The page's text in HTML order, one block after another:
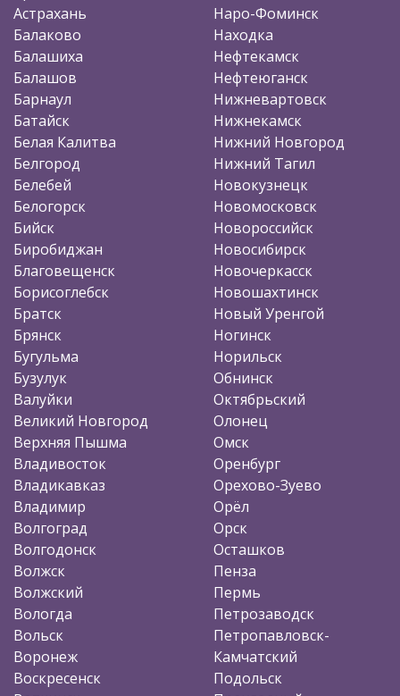
Астрахань
Балаково
Балашиха
Балашов
Барнаул
Батайск
Белая Калитва
Белгород
Белебей
Белогорск
Бийск
Биробиджан
Благовещенск
Борисоглебск
Братск
Брянск
Бугульма
Бузулук
Валуйки
Великий Новгород
Верхняя Пышма
Владивосток
Владикавказ
Владимир
Волгоград
Волгодонск
Волжск
Волжский
Вологда
Вольск
Воронеж
Воскресенск
Наро-Фоминск
Находка
Нефтекамск
Нефтеюганск
Нижневартовск
Нижнекамск
Нижний Новгород
Нижний Тагил
Новокузнецк
Новомосковск
Новороссийск
Новосибирск
Новочеркасск
Новошахтинск
Новый Уренгой
Ногинск
Норильск
Обнинск
Октябрьский
Олонец
Омск
Оренбург
Орехово-Зуево
Орёл
Орск
Осташков
Пенза
Пермь
Петрозаводск
Петропавловск-
Камчатский
Подольск